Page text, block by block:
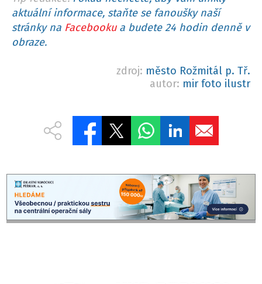
aktuální informace, staňte se fanoušky naší
stránky na Facebookua budete 24 hodin denně v
obraze.
zdroj: město Rožmitál p. Tř.
autor: mir foto ilustr